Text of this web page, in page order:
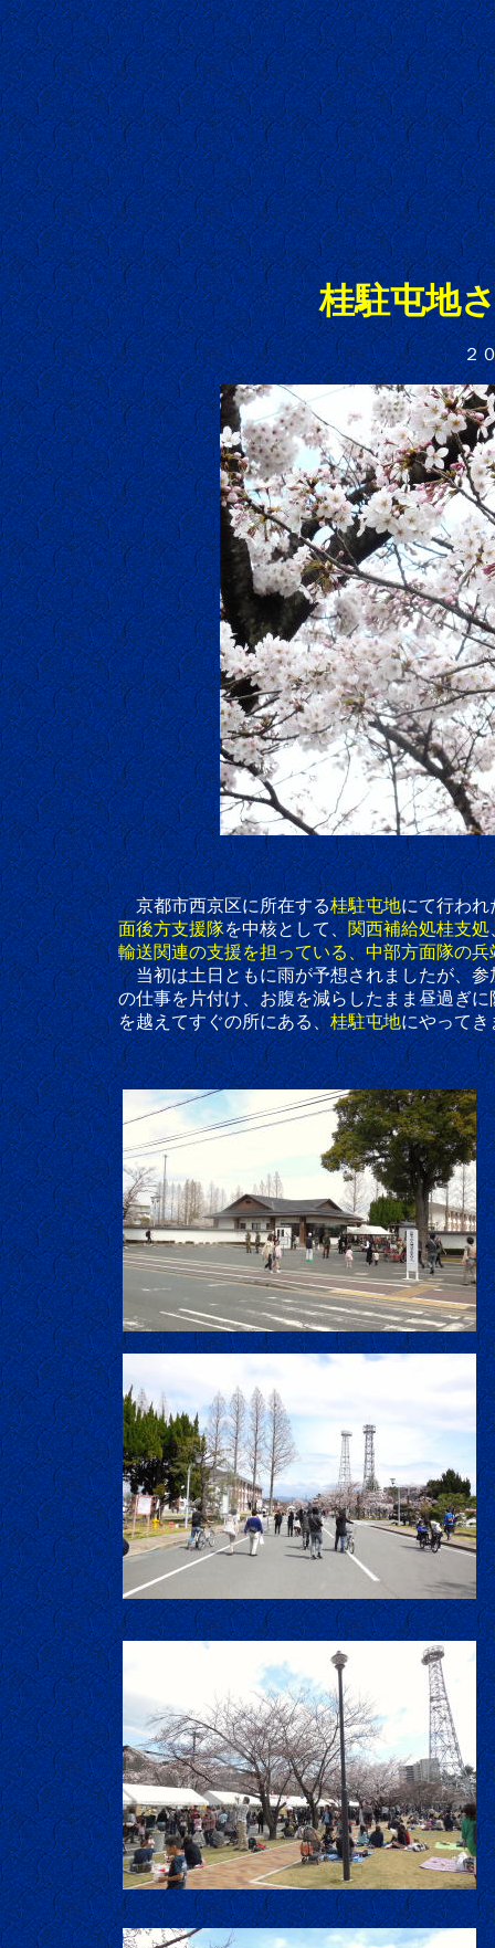
桂駐屯地
２
京都市西京区に所在する桂駐屯地にて行われ
面後方支援隊を中核として、関西補給処桂支処
輸送関連の支援を担っている、中部方面隊の兵
当初は土日ともに雨が予想されましたが、参加した
の仕事を片付け、お腹を減らしたまま昼過ぎに阪
を越えてすぐの所にある、桂駐屯地にやってき